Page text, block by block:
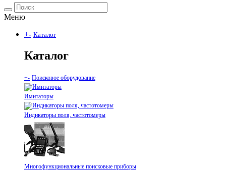
Меню
+- Каталог
Каталог
+- Поисковое оборудование
Имитаторы
Индикаторы поля, частотомеры
Многофункциональные поисковые приборы